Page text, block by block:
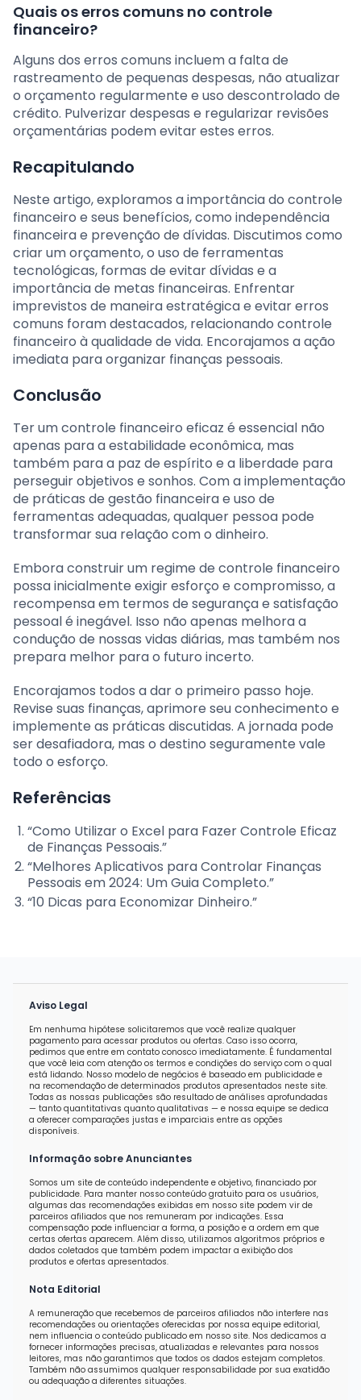
Quais os erros comuns no controle
financeiro?
Alguns dos erros comuns incluem a falta de
rastreamento de pequenas despesas, não atualizar
o orçamento regularmente e uso descontrolado de
crédito. Pulverizar despesas e regularizar revisões
orçamentárias podem evitar estes erros.
Recapitulando
Neste artigo, exploramos a importância do controle
financeiro e seus benefícios, como independência
financeira e prevenção de dívidas. Discutimos como
criar um orçamento, o uso de ferramentas
tecnológicas, formas de evitar dívidas e a
importância de metas financeiras. Enfrentar
imprevistos de maneira estratégica e evitar erros
comuns foram destacados, relacionando controle
financeiro à qualidade de vida. Encorajamos a ação
imediata para organizar finanças pessoais.
Conclusão
Ter um controle financeiro eficaz é essencial não
apenas para a estabilidade econômica, mas
também para a paz de espírito e a liberdade para
perseguir objetivos e sonhos. Com a implementação
de práticas de gestão financeira e uso de
ferramentas adequadas, qualquer pessoa pode
transformar sua relação com o dinheiro.
Embora construir um regime de controle financeiro
possa inicialmente exigir esforço e compromisso, a
recompensa em termos de segurança e satisfação
pessoal é inegável. Isso não apenas melhora a
condução de nossas vidas diárias, mas também nos
prepara melhor para o futuro incerto.
Encorajamos todos a dar o primeiro passo hoje.
Revise suas finanças, aprimore seu conhecimento e
implemente as práticas discutidas. A jornada pode
ser desafiadora, mas o destino seguramente vale
todo o esforço.
Referências
“Como Utilizar o Excel para Fazer Controle Eficaz
de Finanças Pessoais.”
“Melhores Aplicativos para Controlar Finanças
Pessoais em 2024: Um Guia Completo.”
“10 Dicas para Economizar Dinheiro.”
Aviso Legal
Em nenhuma hipótese solicitaremos que você realize qualquer
pagamento para acessar produtos ou ofertas. Caso isso ocorra,
pedimos que entre em contato conosco imediatamente. É fundamental
que você leia com atenção os termos e condições do serviço com o qual
está lidando. Nosso modelo de negócios é baseado em publicidade e
na recomendação de determinados produtos apresentados neste site.
Todas as nossas publicações são resultado de análises aprofundadas
— tanto quantitativas quanto qualitativas — e nossa equipe se dedica
a oferecer comparações justas e imparciais entre as opções
disponíveis.
Informação sobre Anunciantes
Somos um site de conteúdo independente e objetivo, financiado por
publicidade. Para manter nosso conteúdo gratuito para os usuários,
algumas das recomendações exibidas em nosso site podem vir de
parceiros afiliados que nos remuneram por indicações. Essa
compensação pode influenciar a forma, a posição e a ordem em que
certas ofertas aparecem. Além disso, utilizamos algoritmos próprios e
dados coletados que também podem impactar a exibição dos
produtos e ofertas apresentados.
Nota Editorial
A remuneração que recebemos de parceiros afiliados não interfere nas
recomendações ou orientações oferecidas por nossa equipe editorial,
nem influencia o conteúdo publicado em nosso site. Nos dedicamos a
fornecer informações precisas, atualizadas e relevantes para nossos
leitores, mas não garantimos que todos os dados estejam completos.
Também não assumimos qualquer responsabilidade por sua exatidão
ou adequação a diferentes situações.